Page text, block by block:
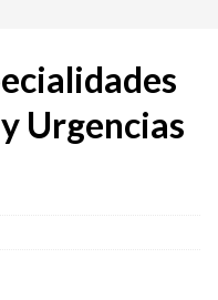
Urgencias